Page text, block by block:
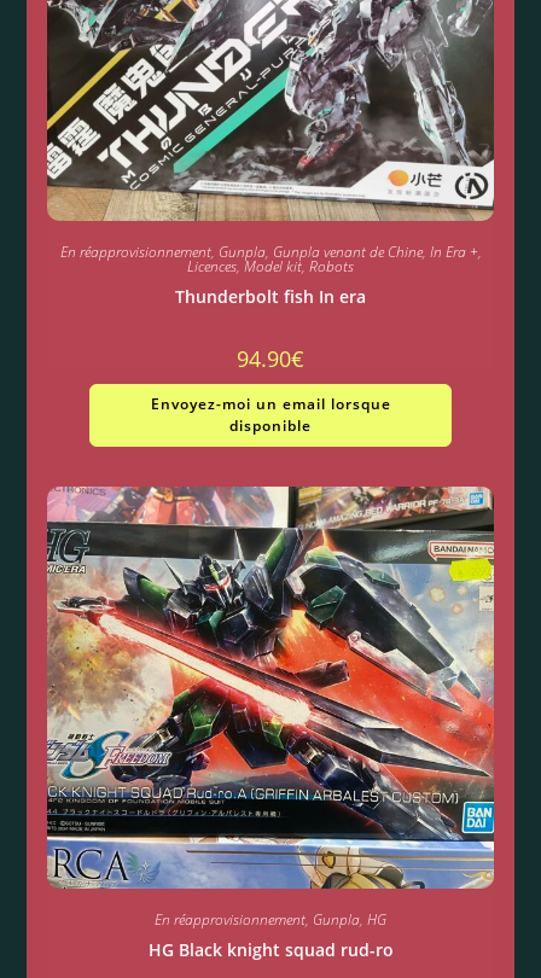
En réapprovisionnement, Gunpla, Gunpla venant de Chine, In Era +,
Licences, Model kit, Robots
Thunderbolt fish In era
94.90€
Envoyez-moi un email lorsque
disponible
En réapprovisionnement, Gunpla, HG
HG Black knight squad rud-ro